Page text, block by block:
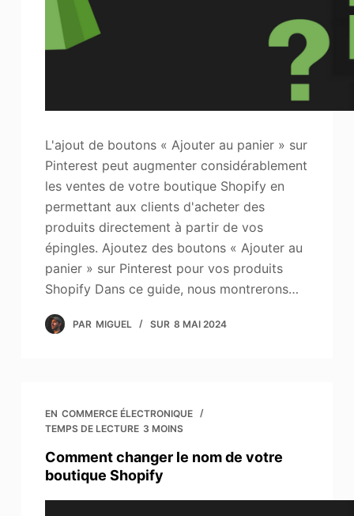
L'ajout de boutons « Ajouter au panier » sur
Pinterest peut augmenter considérablement
les ventes de votre boutique Shopify en
permettant aux clients d'acheter des
produits directement à partir de vos
épingles. Ajoutez des boutons « Ajouter au
panier » sur Pinterest pour vos produits
Shopify Dans ce guide, nous montrerons…
PAR MIGUEL SUR 8 MAI 2024
EN COMMERCE ÉLECTRONIQUE
TEMPS DE LECTURE 3 MOINS
Comment changer le nom de votre
boutique Shopify